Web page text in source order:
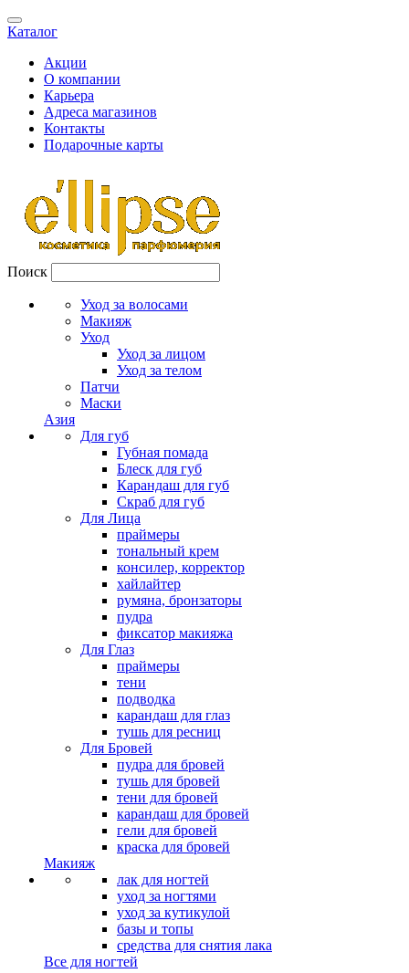
Каталог
Акции
О компании
Карьера
Адреса магазинов
Контакты
Подарочные карты
Поиск
Уход за волосами
Макияж
Уход
Уход за лицом
Уход за телом
Патчи
Маски
Азия
Для губ
Губная помада
Блеск для губ
Карандаш для губ
Скраб для губ
Для Лица
праймеры
тональный крем
консилер, корректор
хайлайтер
румяна, бронзаторы
пудра
фиксатор макияжа
Для Глаз
праймеры
тени
подводка
карандаш для глаз
тушь для ресниц
Для Бровей
пудра для бровей
тушь для бровей
тени для бровей
карандаш для бровей
гели для бровей
краска для бровей
Макияж
лак для ногтей
уход за ногтями
уход за кутикулой
базы и топы
средства для снятия лака
Все для ногтей